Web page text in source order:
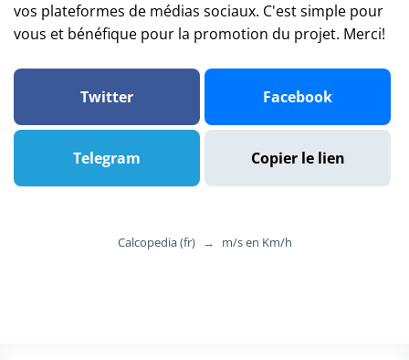
vos plateformes de médias sociaux. C'est simple pour
vous et bénéfique pour la promotion du projet. Merci!
Twitter Facebook
Telegram Copier le lien
Calcopedia (fr) → m/s en Km/h